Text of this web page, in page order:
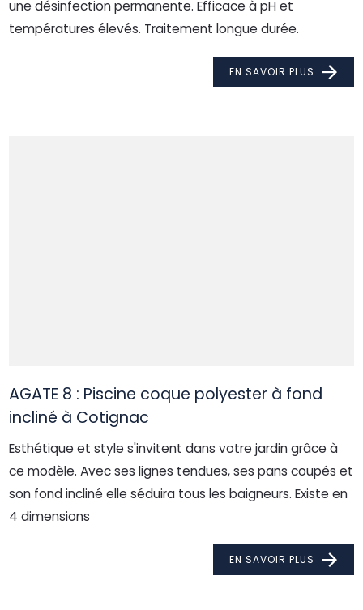
une désinfection permanente. Efficace à pH et
températures élevés. Traitement longue durée.
EN SAVOIR PLUS
AGATE 8 : Piscine coque polyester à fond
incliné à Cotignac
Esthétique et style s'invitent dans votre jardin grâce à
ce modèle. Avec ses lignes tendues, ses pans coupés et
son fond incliné elle séduira tous les baigneurs. Existe en
4 dimensions
EN SAVOIR PLUS